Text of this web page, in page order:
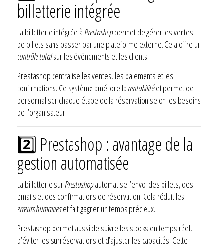
billetterie intégrée
La billetterie intégrée àPrestashoppermet de gérer les ventes
de billets sans passer par une plateforme externe. Cela offre un
contrôle totalsur les événements et les clients.
Prestashop centralise les ventes, les paiements et les
confirmations. Ce système améliore la rentabilitéet permet de
personnaliser chaque étape de la réservation selon les besoins
de l’organisateur.
2️⃣ Prestashop : avantage de la
gestion automatisée
La billetterie surPrestashopautomatise l’envoi des billets, des
emails et des confirmations de réservation. Cela réduit les
erreurs humaineset fait gagner un temps précieux.
Prestashop permet aussi de suivre les stocks en temps réel,
d’éviter les surréservations et d’ajuster les capacités. Cette